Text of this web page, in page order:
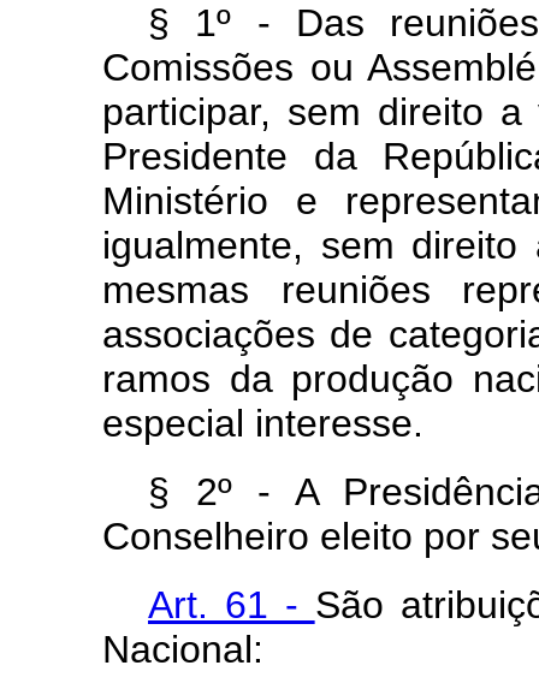
§ 1º - Das
Comissões ou
participar, sem direito
Presidente da
Ministério e
igualmente, sem
mesmas reuniões
associações de
ramos da produção
especial interesse.
§ 2º - A
Conselheiro eleito por
Art. 61 - São
Nacional: